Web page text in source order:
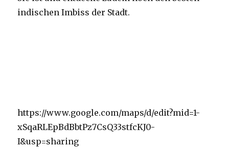
indischen Imbiss der Stadt.
https://www.google.com/maps/d/edit?mid=1-
xSqaRLEpBdBbtPz7CsQ33stfcKJ0-
I&usp=sharing